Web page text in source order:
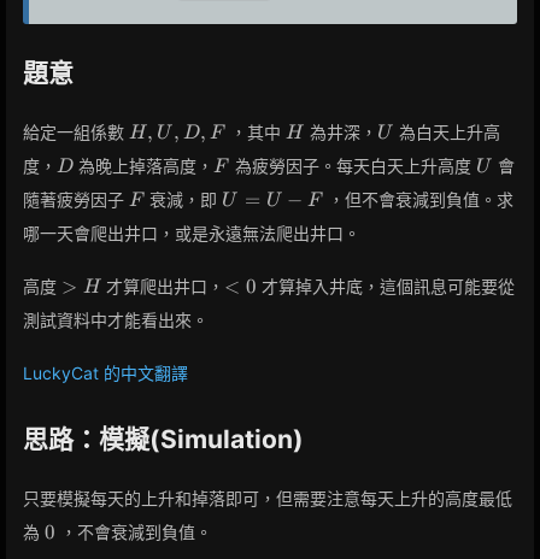
題意
給定一組係數 H,
U,
D,
F
H, U , D, F ，其中 H
H 為井深， U
U 為白天上升高
度， D
D 為晚上掉落高度， F
F 為疲勞因子。每天白天上升高度 U
U 會
隨著疲勞因子 F
F 衰減，即 U
=
U
F
U = U − F
，但不會衰減到負值。求
哪一天會爬出井口，或是永遠無法爬出井口。
高度 >H
> H 才算爬出井口， <0
< 0 才算掉入井底，這個訊息可能要從
測試資料中才能看出來。
LuckyCat 的中文翻譯
思路：模擬(Simulation)
只要模擬每天的上升和掉落即可，但需要注意每天上升的高度最低
為 0
0 ，不會衰減到負值。